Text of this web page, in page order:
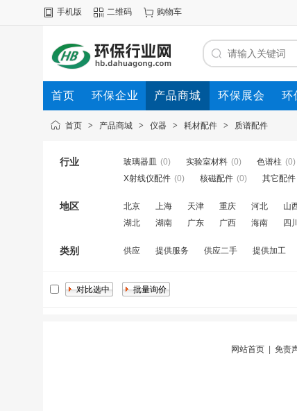
手机版 二维码 购物车
首页 环保企业 产品商城 环保展会 环
首页 > 产品商城 > 仪器 > 耗材配件 > 质谱配件
行业 玻璃器皿 (0) 实验室材料 (0) 色谱柱 (0)
X射线仪配件 (0) 核磁配件 (0) 其它配件
地区 北京 上海 天津 重庆 河北 山
湖北
湖南 广东 广西 海南 四川
类别 供应 提供服务 供应二手 提供加工
网站首页 免责